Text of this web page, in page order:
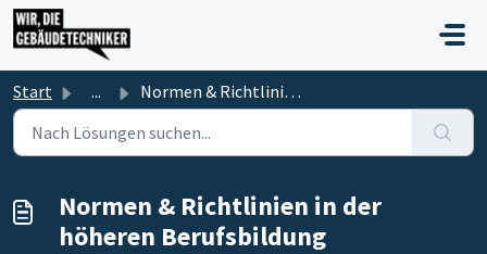
Zum hauptsächlichen Inhalt gehen
Start ... Normen & Richtlinien in der höheren Berufsbildung
Normen & Richtlinien in der
höheren Berufsbildung